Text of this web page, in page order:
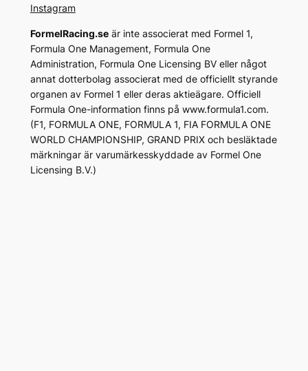
Instagram
FormelRacing.seär inte associerat med Formel 1,
Formula One Management, Formula One
Administration, Formula One Licensing BV eller något
annat dotterbolag associerat med de officiellt styrande
organen av Formel 1 eller deras aktieägare. Officiell
Formula One-information finns på www.formula1.com.
(F1, FORMULA ONE, FORMULA 1, FIA FORMULA ONE
WORLD CHAMPIONSHIP, GRAND PRIX och besläktade
märkningar är varumärkesskyddade av Formel One
Licensing B.V.)